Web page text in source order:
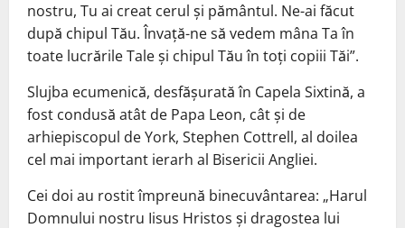
nostru, Tu ai creat cerul și pământul. Ne-ai făcut
după chipul Tău. Învață-ne să vedem mâna Ta în
toate lucrările Tale și chipul Tău în toți copiii Tăi”.
Slujba ecumenică, desfășurată în Capela Sixtină, a
fost condusă atât de Papa Leon, cât și de
arhiepiscopul de York, Stephen Cottrell, al doilea
cel mai important ierarh al Bisericii Angliei.
Cei doi au rostit împreună binecuvântarea: „Harul
Domnului nostru Iisus Hristos și dragostea lui